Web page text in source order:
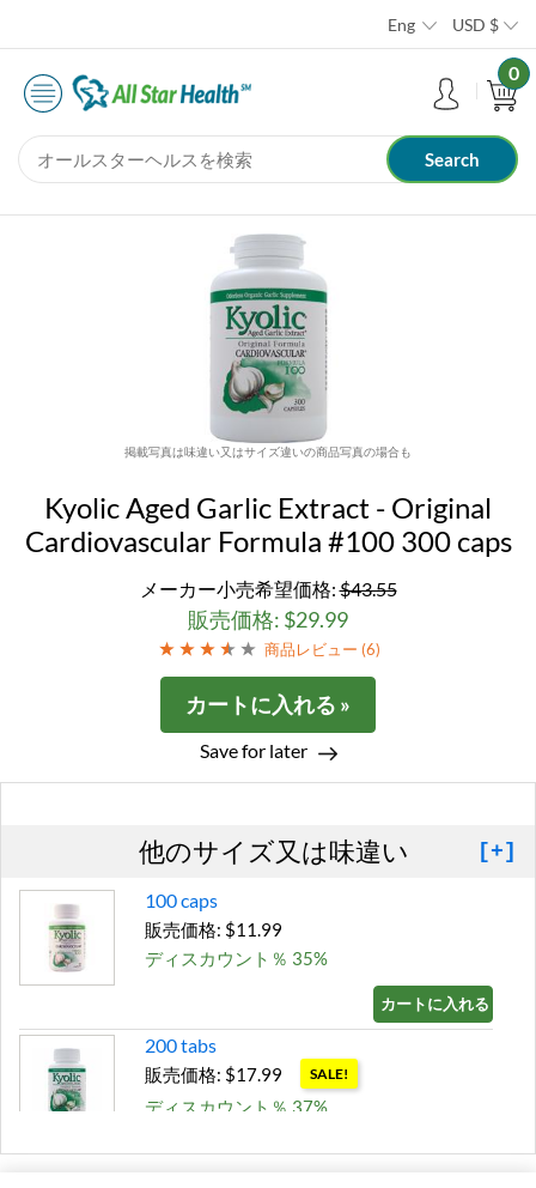
Eng USD $
0
掲載写真は味違い又はサイズ違いの商品写真の場合も
Kyolic Aged Garlic Extract - Original
Cardiovascular Formula #100 300 caps
メーカー小売希望価格:$43.55
販売価格: $29.99
商品レビュー (6)
カートに入れる »
Save for later
他のサイズ又は味違い [+]
100 caps
販売価格: $11.99
ディスカウント％ 35%
カートに入れる »
200 tabs
販売価格: $17.99 SALE!
ディスカウント％ 37%
カートに入れる »